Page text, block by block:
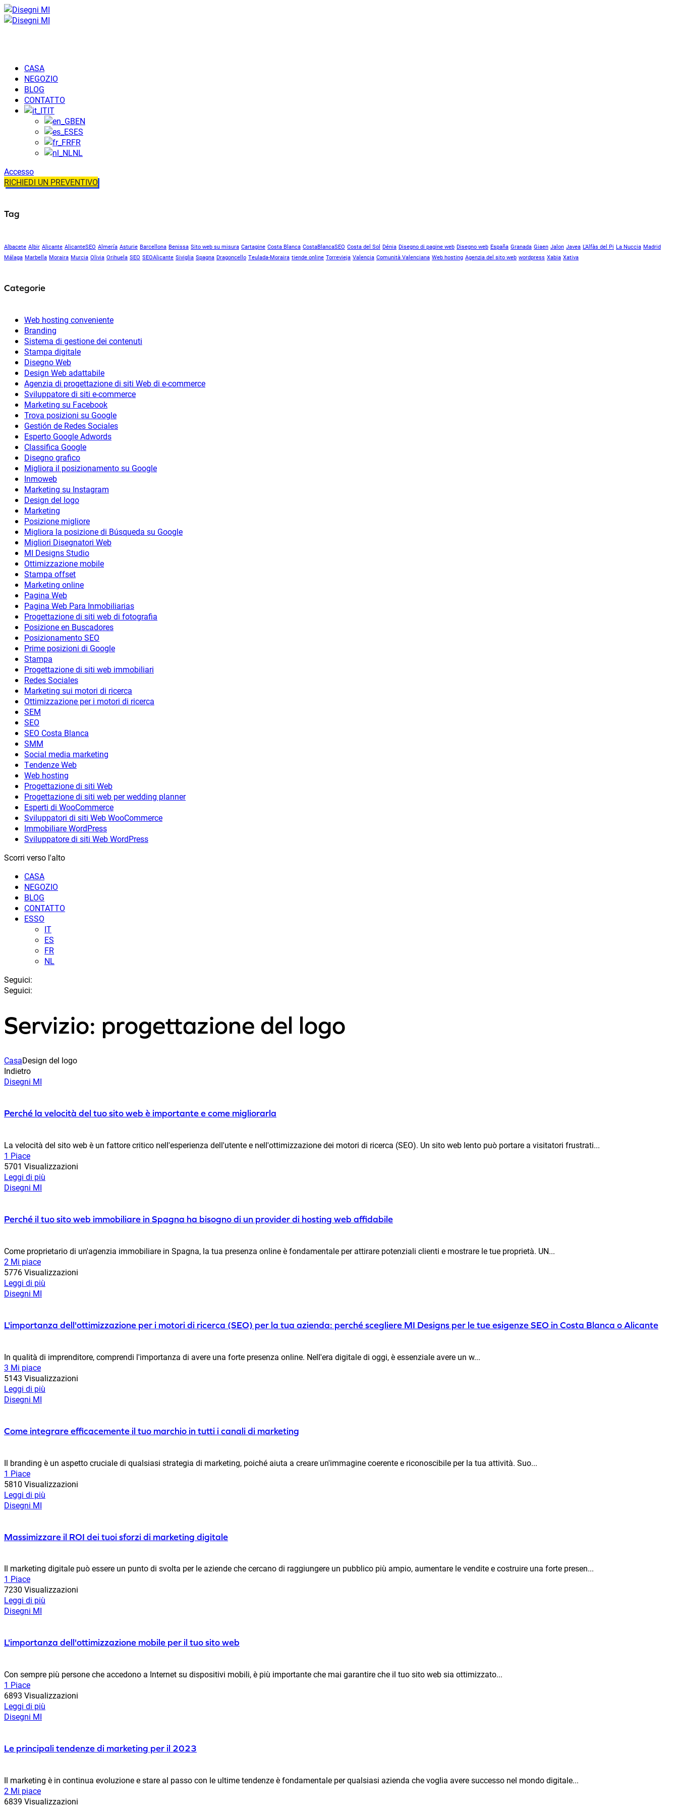
CASA
NEGOZIO
BLOG
CONTATTO
IT
EN
ES
FR
NL
Accesso
RICHIEDI UN PREVENTIVO
Tag
Albacete Albir Alicante AlicanteSEO Almería Asturie Barcellona Benissa Sito web su misura Cartagine Costa Blanca CostaBlancaSEO Costa del Sol Dénia Disegno di pagine web Disegno web España Granada Giaen Jalon Javea L'Alfàs del Pi La Nuccia Madrid
Málaga Marbella Moraira Murcia Olivia Orihuela SEO SEOAlicante Siviglia Spagna Dragoncello Teulada-Moraira tiende online Torrevieja Valencia Comunità Valenciana Web hosting Agenzia del sito web wordpress Xabia Xativa
Categorie
Web hosting conveniente
Branding
Sistema di gestione dei contenuti
Stampa digitale
Disegno Web
Design Web adattabile
Agenzia di progettazione di siti Web di e-commerce
Sviluppatore di siti e-commerce
Marketing su Facebook
Trova posizioni su Google
Gestión de Redes Sociales
Esperto Google Adwords
Classifica Google
Disegno grafico
Migliora il posizionamento su Google
Inmoweb
Marketing su Instagram
Design del logo
Marketing
Posizione migliore
Migliora la posizione di Búsqueda su Google
Migliori Disegnatori Web
MI Designs Studio
Ottimizzazione mobile
Stampa offset
Marketing online
Pagina Web
Pagina Web Para Inmobiliarias
Progettazione di siti web di fotografia
Posizione en Buscadores
Posizionamento SEO
Prime posizioni di Google
Stampa
Progettazione di siti web immobiliari
Redes Sociales
Marketing sui motori di ricerca
Ottimizzazione per i motori di ricerca
SEM
SEO
SEO Costa Blanca
SMM
Social media marketing
Tendenze Web
Web hosting
Progettazione di siti Web
Progettazione di siti web per wedding planner
Esperti di WooCommerce
Sviluppatori di siti Web WooCommerce
Immobiliare WordPress
Sviluppatore di siti Web WordPress
Scorri verso l'alto
CASA
NEGOZIO
BLOG
CONTATTO
ESSO
IT
ES
FR
NL
Seguici:
Seguici:
Servizio: progettazione del logo
CasaDesign del logo
Indietro
Disegni MI
Perché la velocità del tuo sito web è importante e come migliorarla
La velocità del sito web è un fattore critico nell'esperienza dell'utente e nell'ottimizzazione dei motori di ricerca (SEO). Un sito web lento può portare a visitatori frustrati...
1 Piace
5701 Visualizzazioni
Leggi di più
Disegni MI
Perché il tuo sito web immobiliare in Spagna ha bisogno di un provider di hosting web affidabile
Come proprietario di un'agenzia immobiliare in Spagna, la tua presenza online è fondamentale per attirare potenziali clienti e mostrare le tue proprietà. UN...
2 Mi piace
5776 Visualizzazioni
Leggi di più
Disegni MI
L'importanza dell'ottimizzazione per i motori di ricerca (SEO) per la tua azienda: perché scegliere MI Designs per le tue esigenze SEO in Costa Blanca o Alicante
In qualità di imprenditore, comprendi l'importanza di avere una forte presenza online. Nell'era digitale di oggi, è essenziale avere un w...
3 Mi piace
5143 Visualizzazioni
Leggi di più
Disegni MI
Come integrare efficacemente il tuo marchio in tutti i canali di marketing
Il branding è un aspetto cruciale di qualsiasi strategia di marketing, poiché aiuta a creare un'immagine coerente e riconoscibile per la tua attività. Suo...
1 Piace
5810 Visualizzazioni
Leggi di più
Disegni MI
Massimizzare il ROI dei tuoi sforzi di marketing digitale
Il marketing digitale può essere un punto di svolta per le aziende che cercano di raggiungere un pubblico più ampio, aumentare le vendite e costruire una forte presen...
1 Piace
7230 Visualizzazioni
Leggi di più
Disegni MI
L'importanza dell'ottimizzazione mobile per il tuo sito web
Con sempre più persone che accedono a Internet su dispositivi mobili, è più importante che mai garantire che il tuo sito web sia ottimizzato...
1 Piace
6893 Visualizzazioni
Leggi di più
Disegni MI
Le principali tendenze di marketing per il 2023
Il marketing è in continua evoluzione e stare al passo con le ultime tendenze è fondamentale per qualsiasi azienda che voglia avere successo nel mondo digitale...
2 Mi piace
6839 Visualizzazioni